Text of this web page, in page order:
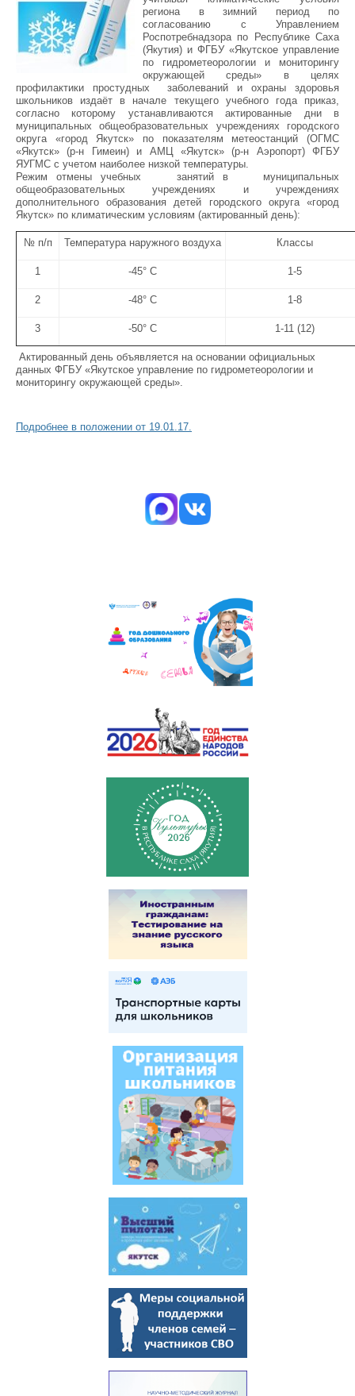
региона в зимний период по
согласованию с Управлением
Роспотребнадзора по Республике Саха
(Якутия) и ФГБУ «Якутское управление
по гидрометеорологии и мониторингу
окружающей среды» в целях
профилактики простудных заболеваний и охраны здоровья
школьников издаёт в начале текущего учебного года приказ,
согласно которому устанавливаются актированные дни в
муниципальных общеобразовательных учреждениях городского
округа «город Якутск» по показателям метеостанций (ОГМС
«Якутск» (р-н Гимеин) и АМЦ «Якутск» (р-н Аэропорт) ФГБУ
ЯУГМС с учетом наиболее низкой температуры.
Режим отмены учебных занятий в муниципальных
общеобразовательных учреждениях и учреждениях
дополнительного образования детей городского округа «город
Якутск» по климатическим условиям (актированный день):
№ п/п Температура наружного воздуха Классы
1 -45° С 1-5
2 -48° С 1-8
3 -50° С 1-11 (12)
Актированный день объявляется на основании официальных
данных ФГБУ «Якутское управление по гидрометеорологии и
мониторингу окружающей среды».
Подробнее в положении от 19.01.17.